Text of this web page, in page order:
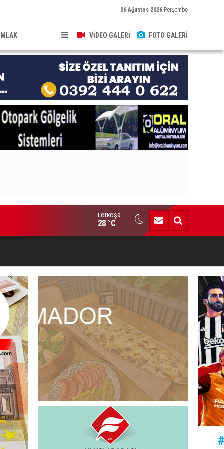
06 Ağustos 2026 Perşembe
VİDEO GALERİ FOTO GALERİ
Hekimler Derneği, Türkiye ve Avrupa’da temsilcilik açtı
Lefkoşa
28 °C